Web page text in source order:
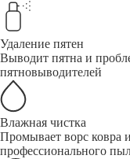
Удаление пятен
Выводит пятна и
пятновыводителей
Влажная чистка
Промывает ворс ковра
профессионального